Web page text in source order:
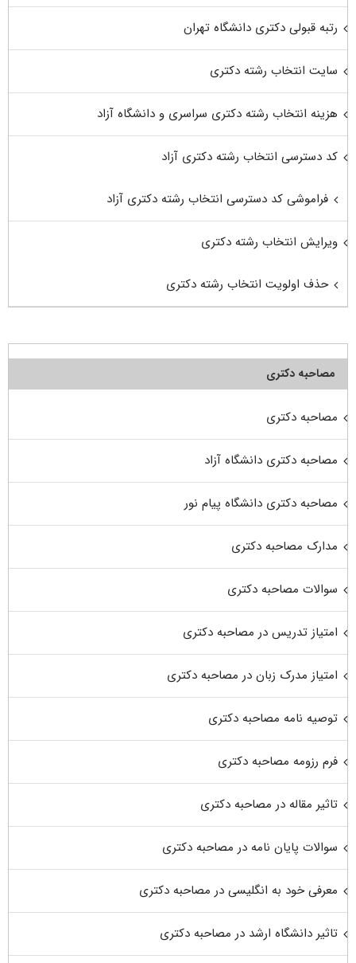
رتبه قبولی دکتری دانشگاه تهران
سایت انتخاب رشته دکتری
هزینه انتخاب رشته دکتری سراسری و دانشگاه آزاد
کد دسترسی انتخاب رشته دکتری آزاد
فراموشی کد دسترسی انتخاب رشته دکتری آزاد
ویرایش انتخاب رشته دکتری
حذف اولویت انتخاب رشته دکتری
مصاحبه دکتری
مصاحبه دکتری
مصاحبه دکتری دانشگاه آزاد
مصاحبه دکتری دانشگاه پیام نور
مدارک مصاحبه دکتری
سوالات مصاحبه دکتری
امتیاز تدریس در مصاحبه دکتری
امتیاز مدرک زبان در مصاحبه دکتری
توصیه نامه مصاحبه دکتری
فرم رزومه مصاحبه دکتری
تاثیر مقاله در مصاحبه دکتری
سوالات پایان نامه در مصاحبه دکتری
معرفی خود به انگلیسی در مصاحبه دکتری
تاثیر دانشگاه ارشد در مصاحبه دکتری